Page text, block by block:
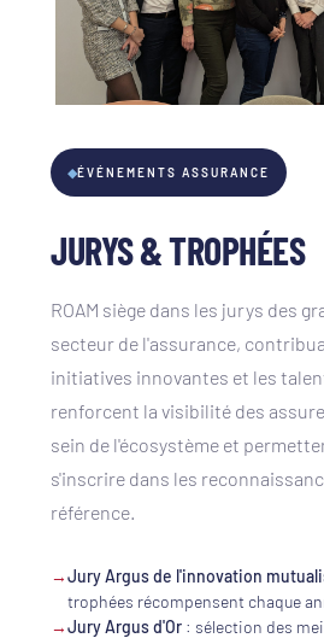
◆ÉVÉNEMENTS ASSURANCE
JURYS & TROPHÉES
ROAM siège dans les jurys des
secteur de l'assurance,
initiatives innovantes et les
renforcent la visibilité des
sein de l'écosystème et
s'inscrire dans les
référence.
→Jury Argus de l'innovation
trophées récompensent chaque
→Jury Argus d'Or : sélection des